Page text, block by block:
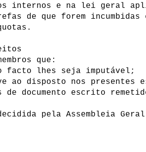
internos e na lei geral
de que forem
que:
o facto lhes seja imputável;
ao disposto nos
documento escrito
pela Assembleia